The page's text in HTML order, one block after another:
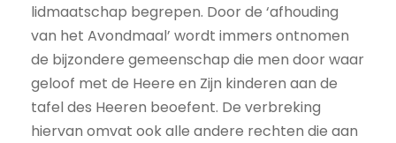
lidmaatschap begrepen. Door de ‘afhouding
van het Avondmaal’ wordt immers ontnomen
de bijzondere gemeenschap die men door waar
geloof met de Heere en Zijn kinderen aan de
tafel des Heeren beoefent. De verbreking
hiervan omvat ook alle andere rechten die aan